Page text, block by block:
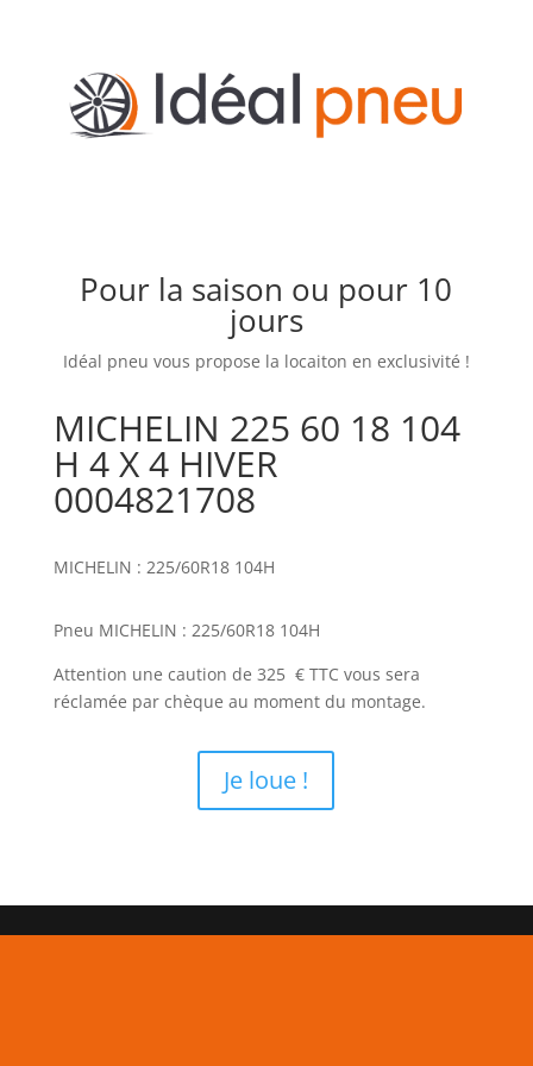
Pour la saison ou pour 10
jours
Idéal pneu vous propose la locaiton en exclusivité !
MICHELIN 225 60 18 104
H 4 X 4 HIVER
0004821708
MICHELIN : 225/60R18 104H
Pneu MICHELIN : 225/60R18 104H
Attention une caution de 325 € TTC vous sera
réclamée par chèque au moment du montage.
Je loue !